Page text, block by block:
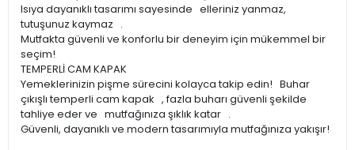
Isıya dayanıklı tasarımı sayesinde elleriniz yanmaz,
tutuşunuz kaymaz .
Mutfakta güvenli ve konforlu bir deneyim için mükemmel bir
seçim!
TEMPERLİ CAM KAPAK
Yemeklerinizin pişme sürecini kolayca takip edin! Buhar
çıkışlı temperli cam kapak , fazla buharı güvenli şekilde
tahliye eder ve mutfağınıza şıklık katar .
Güvenli, dayanıklı ve modern tasarımıyla mutfağınıza yakışır!